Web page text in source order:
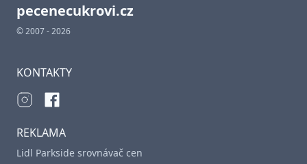
pecenecukrovi.cz
© 2007 - 2026
KONTAKTY
REKLAMA
Lidl Parkside srovnávač cen